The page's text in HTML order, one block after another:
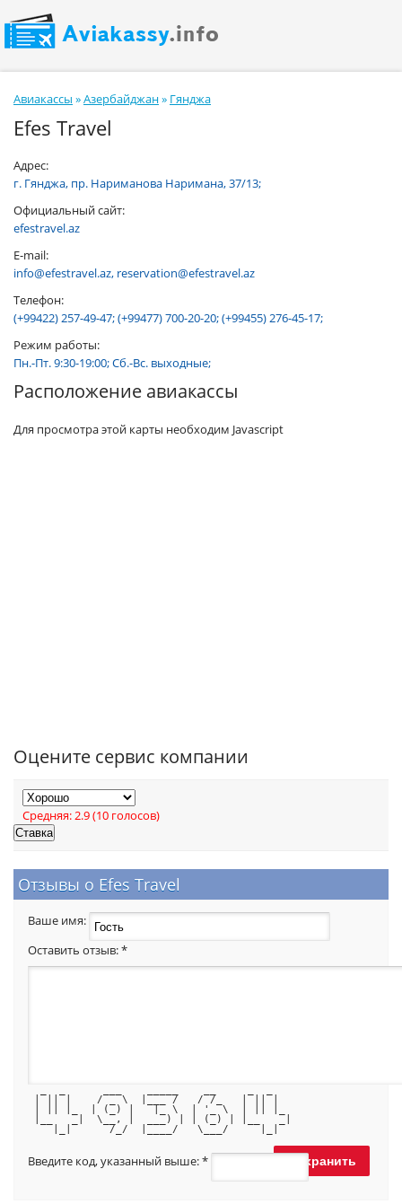
Авиакассы »Азербайджан» Гянджа
Efes Travel
Адрес:
г. Гянджа, пр. Нариманова Наримана, 37/13;
Официальный сайт:
efestravel.az
E-mail:
info@efestravel.az, reservation@efestravel.az
Телефон:
(+99422) 257-49-47; (+99477) 700-20-20; (+99455) 276-45-17;
Режим работы:
Пн.-Пт. 9:30-19:00; Сб.-Вс. выходные;
Расположение авиакассы
Для просмотра этой карты необходим Javascript
Оцените сервис компании
Средняя:2.9(10 голосов)
Отзывы о Efes Travel
Ваше имя:
Оставить отзыв:*
| || |    / _ \  |___ /   / /_   | || |
| || |_  | (_) |   |_ \  | '_ \  | || |_
|__   _|  \__, |  ___) | | (_) | |__   _|
    |_|      /_/  |____/   \___/     |_|
Введите код, указанный выше:*